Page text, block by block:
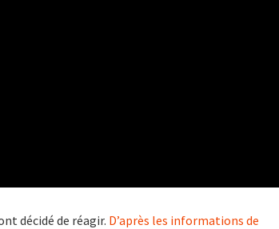
décidé de réagir. D’après les informations de